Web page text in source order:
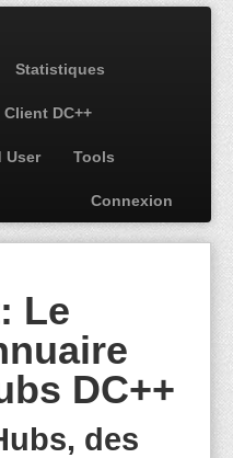
Statistiques
Client DC++
User Tools
Connexion
Le
DC++
des